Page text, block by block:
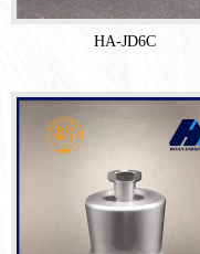
HA-JD6C